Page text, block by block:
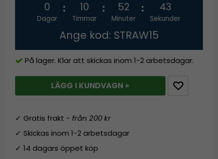
0
Dagar
10
Timmar
52
Minuter
43
Sekunder
Ange kod: STRAW15
På lager. Klar att skickas inom 1-2 arbetsdagar.
LÄGG I KUNDVAGN »
✓ Gratis frakt -från 200 kr
✓ Skickas inom 1-2 arbetsdagar
✓ 14 dagars öppet köp